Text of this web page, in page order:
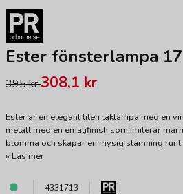
Ester fönsterlampa
395 kr308,1 kr
Ester är en elegant liten taklampa med en
metall med en emaljfinish som imiterar
blomma och skapar en mysig stämning
Läs mer
4331713